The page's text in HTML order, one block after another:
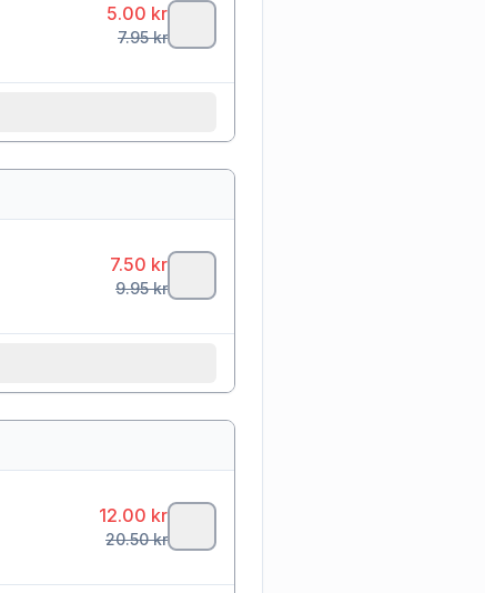
5.00 kr
7.95kr
7.50 kr
9.95kr
12.00 kr
20.50kr